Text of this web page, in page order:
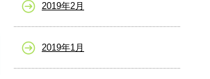
2019年2月
2019年1月